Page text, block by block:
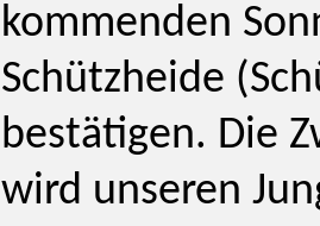
kommenden
Schützheide
bestätigen. Die
wird unseren